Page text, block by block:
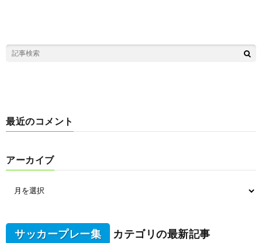
最近のコメント
アーカイブ
サッカープレー集 カテゴリの最新記事